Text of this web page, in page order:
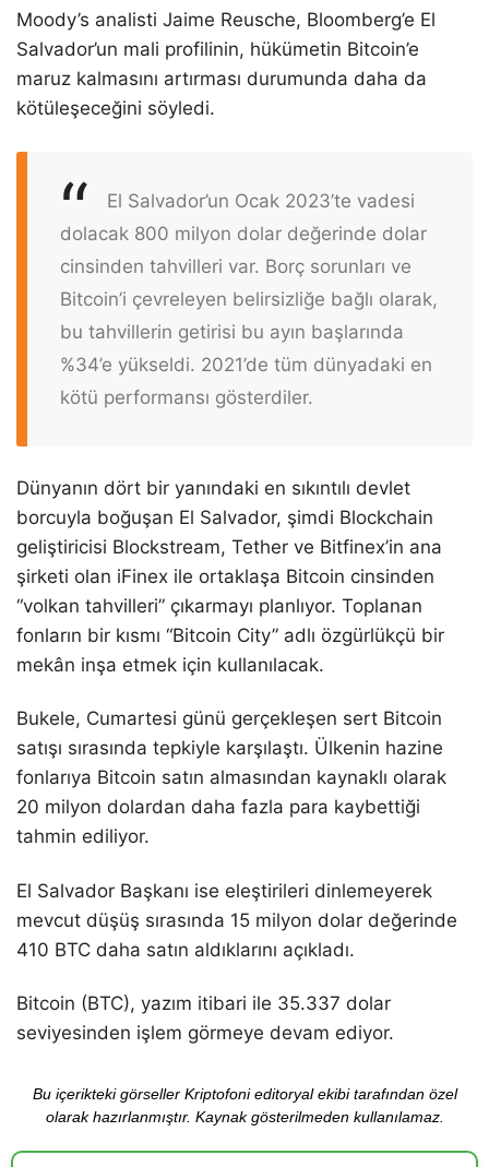
Moody’s analisti Jaime Reusche, Bloomberg’e El
Salvador’un mali profilinin, hükümetin Bitcoin’e
maruz kalmasını artırması durumunda daha da
kötüleşeceğini söyledi.
El Salvador’un Ocak 2023’te vadesi
dolacak 800 milyon dolar değerinde dolar
cinsinden tahvilleri var. Borç sorunları ve
Bitcoin’i çevreleyen belirsizliğe bağlı olarak,
bu tahvillerin getirisi bu ayın başlarında
%34’e yükseldi. 2021’de tüm dünyadaki en
kötü performansı gösterdiler.
Dünyanın dört bir yanındaki en sıkıntılı devlet
borcuyla boğuşan El Salvador, şimdi Blockchain
geliştiricisi Blockstream, Tether ve Bitfinex’in ana
şirketi olan iFinex ile ortaklaşa Bitcoin cinsinden
“volkan tahvilleri” çıkarmayı planlıyor. Toplanan
fonların bir kısmı “Bitcoin City” adlı özgürlükçü bir
mekân inşa etmek için kullanılacak.
Bukele, Cumartesi günü gerçekleşen sert Bitcoin
satışı sırasında tepkiyle karşılaştı. Ülkenin hazine
fonlarıya Bitcoin satın almasından kaynaklı olarak
20 milyon dolardan daha fazla para kaybettiği
tahmin ediliyor.
El Salvador Başkanı ise eleştirileri dinlemeyerek
mevcut düşüş sırasında 15 milyon dolar değerinde
410 BTC daha satın aldıklarını açıkladı.
Bitcoin (BTC), yazım itibari ile 35.337 dolar
seviyesinden işlem görmeye devam ediyor.
Bu içerikteki görseller Kriptofoni editoryal ekibi tarafından özel
olarak hazırlanmıştır. Kaynak gösterilmeden kullanılamaz.